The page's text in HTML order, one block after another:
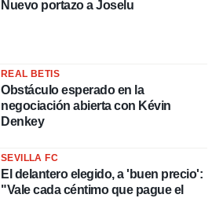
Nuevo portazo a Joselu
REAL BETIS
Obstáculo esperado en la
negociación abierta con Kévin
Denkey
SEVILLA FC
El delantero elegido, a 'buen precio':
"Vale cada céntimo que pague el